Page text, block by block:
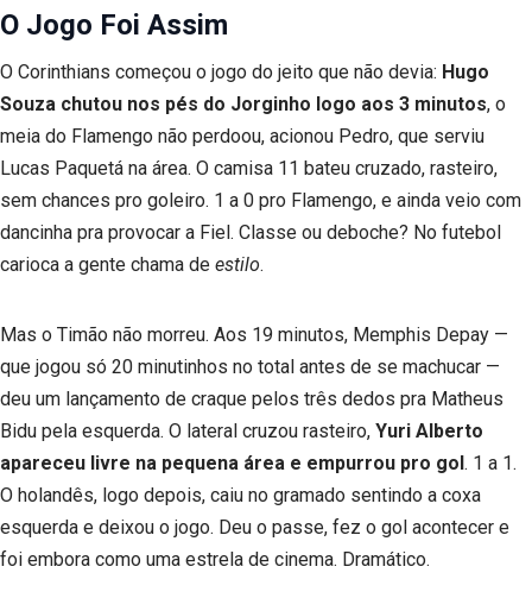
O Jogo Foi Assim
O Corinthians começou o jogo do jeito que não devia: Hugo
Souza chutou nos pés do Jorginho logo aos 3 minutos, o
meia do Flamengo não perdoou, acionou Pedro, que serviu
Lucas Paquetá na área. O camisa 11 bateu cruzado, rasteiro,
sem chances pro goleiro. 1 a 0 pro Flamengo, e ainda veio com
dancinha pra provocar a Fiel. Classe ou deboche? No futebol
carioca a gente chama de estilo.
Mas o Timão não morreu. Aos 19 minutos, Memphis Depay —
que jogou só 20 minutinhos no total antes de se machucar —
deu um lançamento de craque pelos três dedos pra Matheus
Bidu pela esquerda. O lateral cruzou rasteiro, Yuri Alberto
apareceu livre na pequena área e empurrou pro gol . 1 a 1.
O holandês, logo depois, caiu no gramado sentindo a coxa
esquerda e deixou o jogo. Deu o passe, fez o gol acontecer e
foi embora como uma estrela de cinema. Dramático.